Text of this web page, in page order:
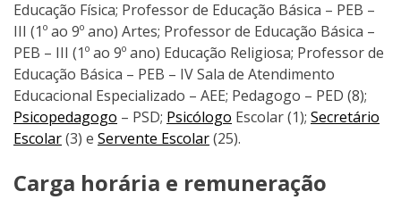
Educação Física; Professor de Educação Básica – PEB –
III (1º ao 9º ano) Artes; Professor de Educação Básica –
PEB – III (1º ao 9º ano) Educação Religiosa; Professor de
Educação Básica – PEB – IV Sala de Atendimento
Educacional Especializado – AEE; Pedagogo – PED (8);
Psicopedagogo – PSD; Psicólogo Escolar (1); Secretário
Escolar(3) e Servente Escolar(25).
Carga horária e remuneração